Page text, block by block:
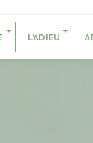
L'ADIEU